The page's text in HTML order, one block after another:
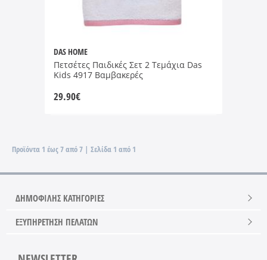
DAS HOME
Πετσέτες Παιδικές Σετ 2 Τεμάχια Das
Kids 4917 Βαμβακερές
29.90€
Προϊόντα 1 έως 7 από 7 | Σελίδα 1 από 1
ΔΗΜΟΦΙΛΗΣ ΚΑΤΗΓΟΡΙΕΣ
ΕΞΥΠΗΡΕΤΗΣΗ ΠΕΛΑΤΩΝ